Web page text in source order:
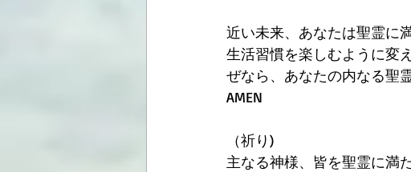
近い未来、あなたは聖霊に
生活習慣を楽しむように変
ぜなら、あなたの内なる聖
AMEN
（祈り)
主なる神様、皆を聖霊に満